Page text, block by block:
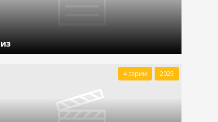
4 серии 2025